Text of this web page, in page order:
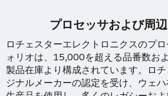
プロセッサおよび周
ロチェスターエレクトロニクスのプ
ォリオは、15,000を超える品番数お
製品在庫より構成されています。ロ
ジナルメーカーの認定を受け、ウェ